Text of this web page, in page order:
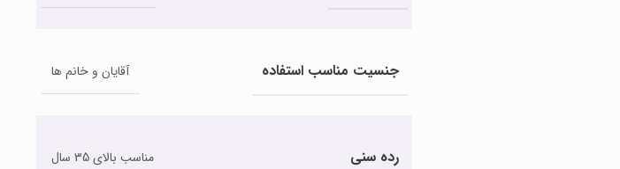
جنسیت مناسب استفاده آقایان و خانم ها
رده سنی مناسب بالای 35 سال